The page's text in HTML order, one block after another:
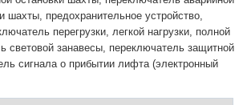
шахты, предохранительное устройство,
перегрузки, легкой нагрузки, полной
световой занавесы, переключатель защитной
сигнала о прибытии лифта (электронный